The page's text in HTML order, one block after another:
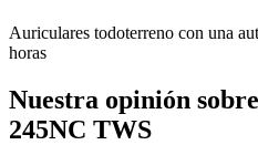
Auriculares todoterreno con una
horas
Nuestra opinión
245NC TWS